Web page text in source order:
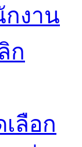
กงาน
ก
ลือก